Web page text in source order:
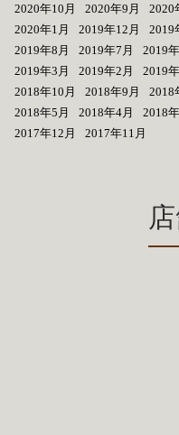
2020年10月
2020年9月 2020
2020年1月
2019年12月 2019
2019年8月
2019年7月 2019
2019年3月
2019年2月 2019
2018年10月
2018年9月 2018
2018年5月
2018年4月 2018
2017年12月
2017年11月